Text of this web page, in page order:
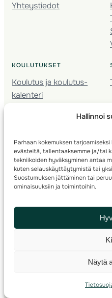
Hallinnoi
Parhaan kokemuksen
evästeitä, tallentaaksemme ja/tai
tekniikoiden hyväksyminen antaa
kuten selauskäyttäytymistä tai
Suostumuksen jättäminen tai
ominaisuuksiin ja toimintoihin.
Näytä
Yhteystiedot
KOULUTUKSET
Koulutus ja koulutus­
kalenteri
Seura­kehittäminen
Kartoitus
Ratamestari
© 2025 ·Suomen Suunnistusliitto·
info(a)suunnistusliitto.fi,Rastilipun
Kilpailut ja kuntorastit –